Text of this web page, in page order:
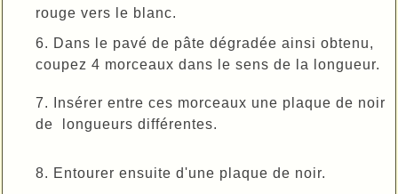
rouge vers le blanc.
6. Dans le pavé de pâte dégradée ainsi obtenu,
coupez 4 morceaux dans le sens de la longueur.
7. Insérer entre ces morceaux une plaque de noir
de longueurs différentes.
8. Entourer ensuite d'une plaque de noir.